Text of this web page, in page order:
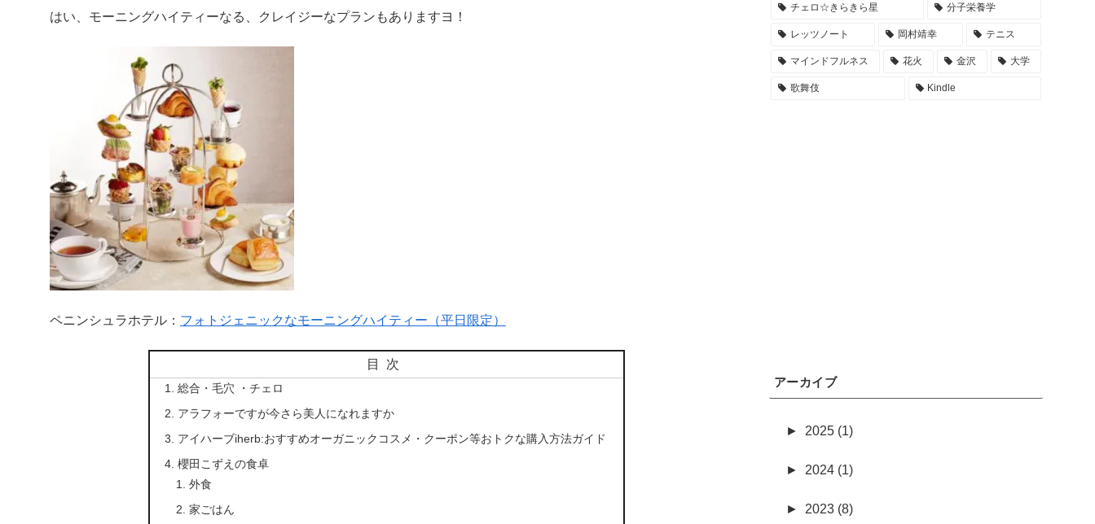
はい、モーニングハイティーなる、クレイジーなプランもありますヨ！
ペニンシュラホテル： フォトジェニックなモーニングハイティー（平日限定）
目次
総合・毛穴 ・チェロ
アラフォーですが今さら美人になれますか
アイハーブiherb:おすすめオーガニックコスメ・クーポン等おトクな購入方法ガイド
櫻田こずえの食卓
外食
家ごはん
チェロ☆きらきら星 分子栄養学
レッツノート 岡村靖幸 テニス
マインドフルネス 花火 金沢 大学
歌舞伎 Kindle
アーカイブ
► 2025 (1)
► 2024 (1)
► 2023 (8)